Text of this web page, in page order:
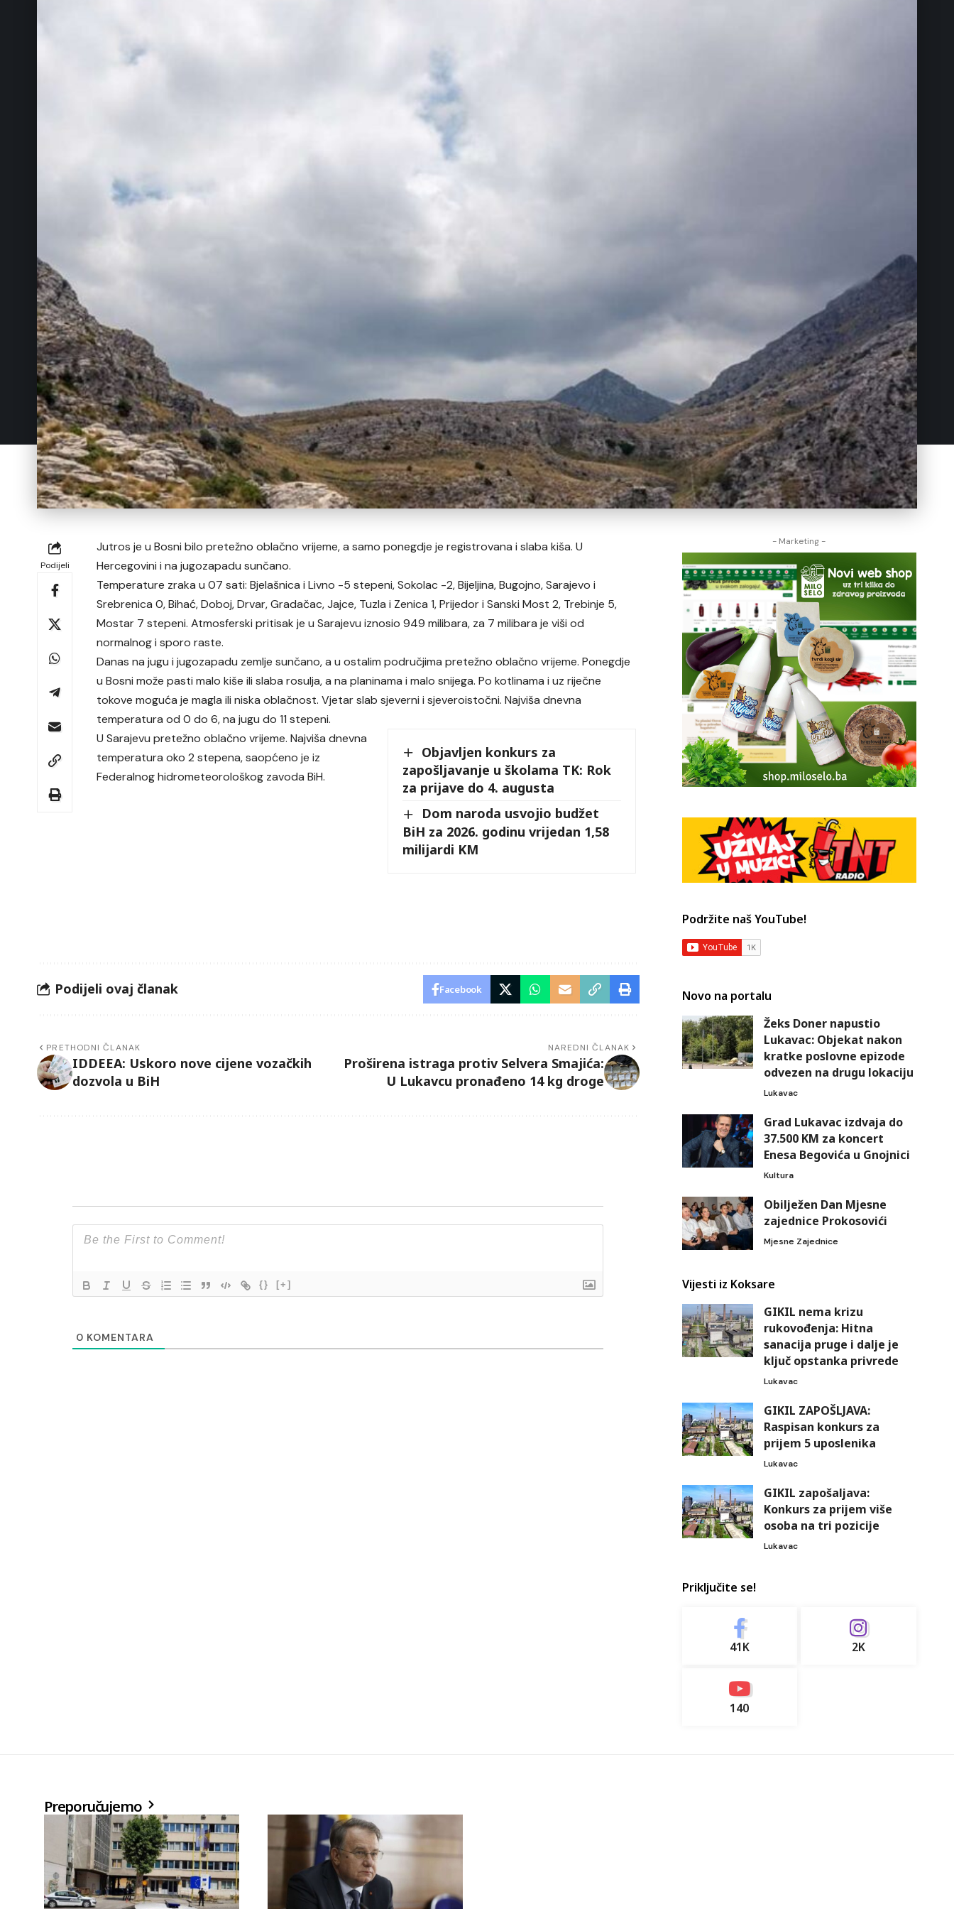
Podijeli
Jutros je u Bosni bilo pretežno oblačno vrijeme, a samo ponegdje je registrovana i slaba kiša. U
Hercegovini i na jugozapadu sunčano.
Temperature zraka u 07 sati: Bjelašnica i Livno -5 stepeni, Sokolac -2, Bijeljina, Bugojno, Sarajevo i
Srebrenica 0, Bihać, Doboj, Drvar, Gradačac, Jajce, Tuzla i Zenica 1, Prijedor i Sanski Most 2, Trebinje 5,
Mostar 7 stepeni. Atmosferski pritisak je u Sarajevu iznosio 949 milibara, za 7 milibara je viši od
normalnog i sporo raste.
Danas na jugu i jugozapadu zemlje sunčano, a u ostalim područjima pretežno oblačno vrijeme. Ponegdje
u Bosni može pasti malo kiše ili slaba rosulja, a na planinama i malo snijega. Po kotlinama i uz riječne
tokove moguća je magla ili niska oblačnost. Vjetar slab sjeverni i sjeveroistočni. Najviša dnevna
temperatura od 0 do 6, na jugu do 11 stepeni.
Objavljen konkurs za
zapošljavanje u školama TK: Rok
za prijave do 4. augusta
Dom naroda usvojio budžet
BiH za 2026. godinu vrijedan 1,58
milijardi KM
U Sarajevu pretežno oblačno vrijeme. Najviša dnevna
temperatura oko 2 stepena, saopćeno je iz
Federalnog hidrometeorološkog zavoda BiH.
Podijeli ovaj članak Facebook
PRETHODNI ČLANAK
IDDEEA: Uskoro nove cijene vozačkih
dozvola u BiH
NAREDNI ČLANAK
Proširena istraga protiv Selvera Smajića:
U Lukavcu pronađeno 14 kg droge
{} [+]
0 KOMENTARA
- Marketing -
Podržite naš YouTube!
Novo na portalu
Žeks Doner napustio
Lukavac: Objekat nakon
kratke poslovne epizode
odvezen na drugu lokaciju
Lukavac
Grad Lukavac izdvaja do
37.500 KM za koncert
Enesa Begovića u Gnojnici
Kultura
Obilježen Dan Mjesne
zajednice Prokosovići
Mjesne Zajednice
Vijesti iz Koksare
GIKIL nema krizu
rukovođenja: Hitna
sanacija pruge i dalje je
ključ opstanka privrede
Lukavac
GIKIL ZAPOŠLJAVA:
Raspisan konkurs za
prijem 5 uposlenika
Lukavac
GIKIL zapošaljava:
Konkurs za prijem više
osoba na tri pozicije
Lukavac
Priključite se!
41K 2K
140
Preporučujemo